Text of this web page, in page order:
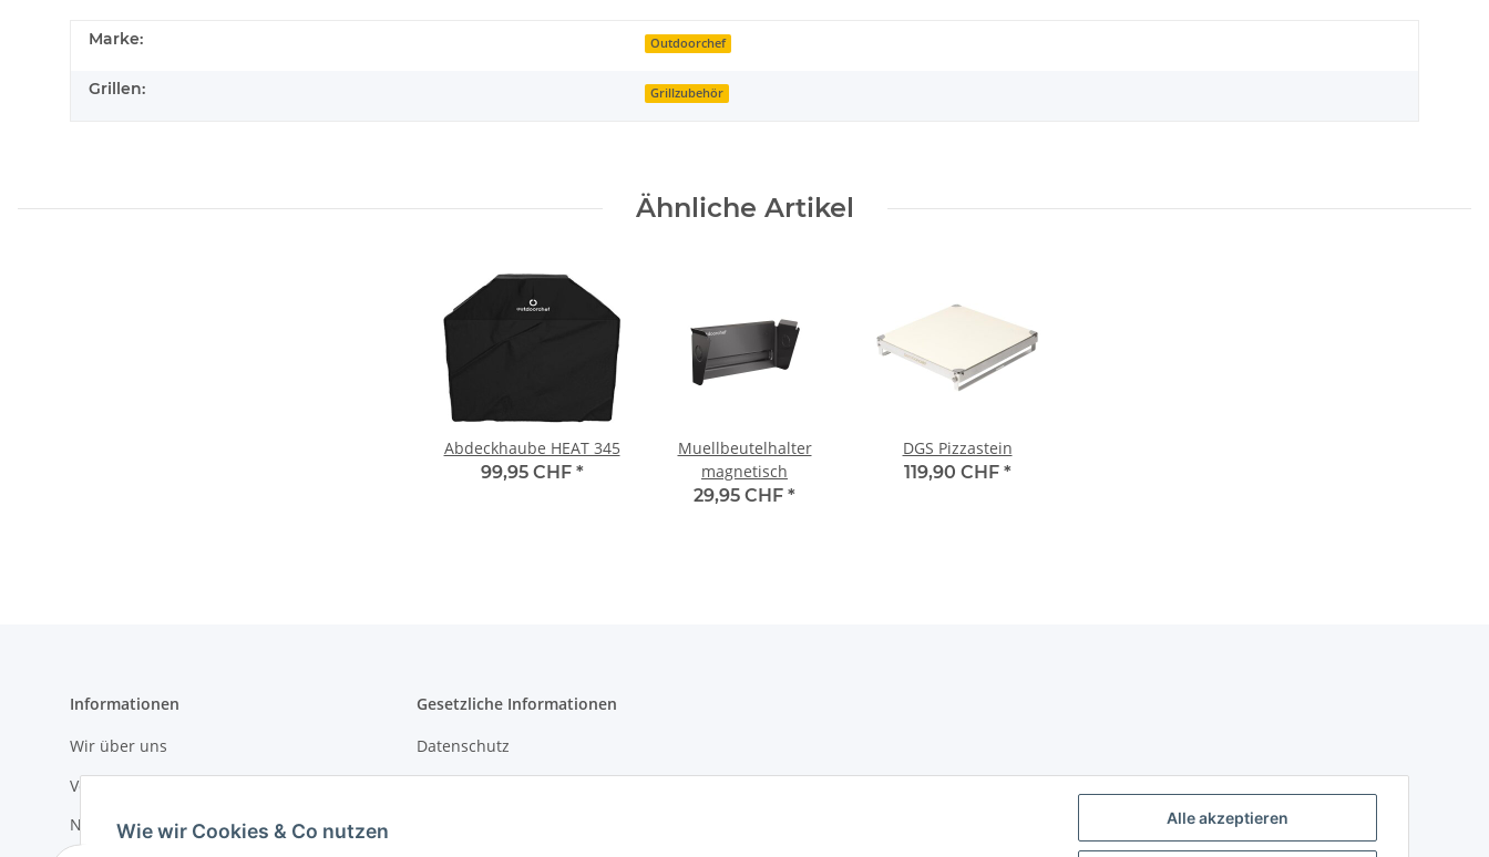
Marke: Outdoorchef
Grillen: Grillzubehör
Ähnliche Artikel
Abdeckhaube HEAT 345
99,95 CHF *
Muellbeutelhalter
magnetisch
29,95 CHF *
DGS Pizzastein
119,90 CHF *
Informationen
Wir über uns
Versandinformationen
Newsletter
Gesetzliche Informationen
Datenschutz
Wie wir Cookies & Co nutzen
Alle akzeptieren